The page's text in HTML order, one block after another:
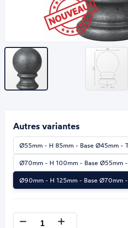
Autres variantes
Ø55mm - H 85mm - Base Ø45mm -
Ø70mm - H 100mm - Base Ø55mm
Ø90mm - H 125mm - Base Ø70mm